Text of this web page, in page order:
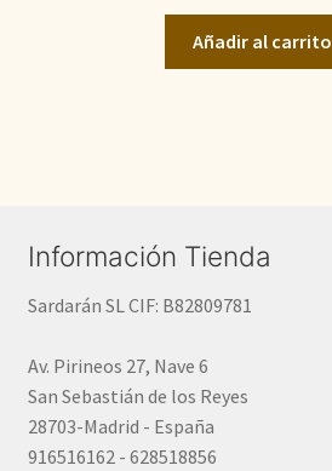
original
era:
1.210,00€.
Añadir al carrito
Información Tienda
Sardarán SL CIF: B82809781
Av. Pirineos 27, Nave 6
San Sebastián de los Reyes
28703-Madrid - España
916516162 - 628518856